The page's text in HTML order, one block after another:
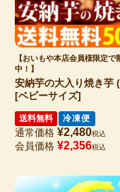
【おいもや本店会員様限定で
中！】
安納芋の大入り焼き芋
[ベビーサイズ]
送料無料 冷凍便
通常価格 ¥2,480税込
会員価格 ¥2,356税込